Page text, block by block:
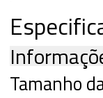
Tamanho